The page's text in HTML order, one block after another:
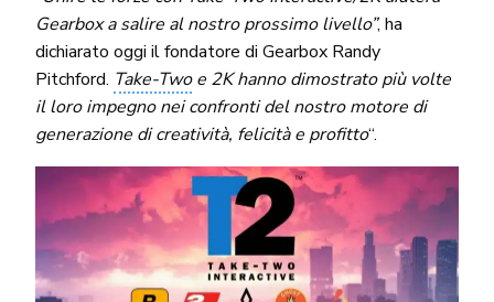
Gearbox a salire al nostro prossimo livello”, ha
dichiarato oggi il fondatore di Gearbox Randy
Pitchford. Take-Twoe 2K hanno dimostrato più volte
il loro impegno nei confronti del nostro motore di
generazione di creatività, felicità e profitto“.